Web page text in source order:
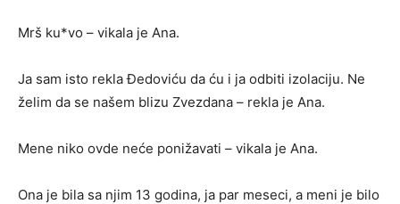
Mrš ku*vo – vikala je Ana.
Ja sam isto rekla Đedoviću da ću i ja odbiti izolaciju. Ne
želim da se našem blizu Zvezdana – rekla je Ana.
Mene niko ovde neće ponižavati – vikala je Ana.
Ona je bila sa njim 13 godina, ja par meseci, a meni je bilo